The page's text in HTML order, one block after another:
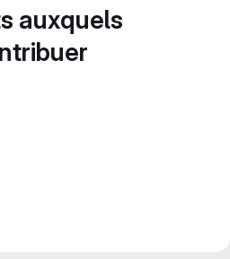
auxquels